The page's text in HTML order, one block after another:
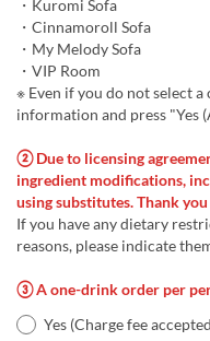
・Kuromi Sofa
・Cinnamoroll Sofa
・My Melody Sofa
・VIP Room
※ Even if you do not select a
information and press "Yes
② Due to licensing
ingredient modifications,
using substitutes. Thank
If you have any dietary
reasons, please indicate
③ A one-drink order per
Yes (Charge fee